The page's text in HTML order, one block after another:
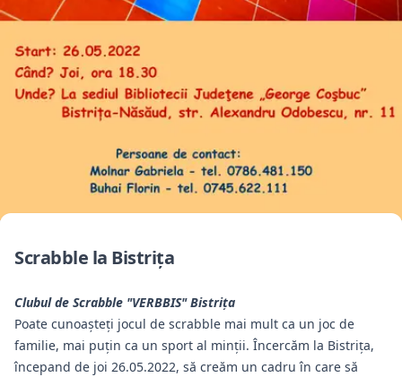
Scrabble la Bistriţa
Clubul de Scrabble "VERBBIS" Bistriţa
Poate cunoașteți jocul de scrabble mai mult ca un joc de
familie, mai puțin ca un sport al minții. Încercăm la Bistrița,
începand de joi 26.05.2022, să creăm un cadru în care să